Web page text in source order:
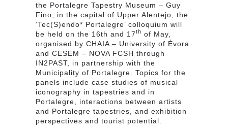
the Portalegre Tapestry Museum – Guy
Fino, in the capital of Upper Alentejo, the
‘Tec(S)endo* Portalegre’ colloquium will
be held on the 16th and 17th of May,
organised by CHAIA – University of Évora
and CESEM – NOVA FCSH through
IN2PAST, in partnership with the
Municipality of Portalegre. Topics for the
panels include case studies of musical
iconography in tapestries and in
Portalegre, interactions between artists
and Portalegre tapestries, and exhibition
perspectives and tourist potential.